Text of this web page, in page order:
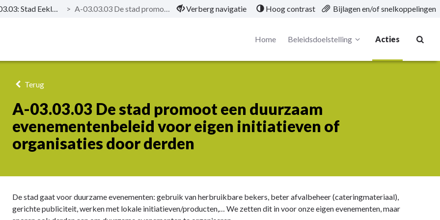
P-03.03: Stad Eeklo levert grote inspanningen in het behalen van de afvaldoelstellingen > A-03.03.03 De stad promoot een duurzaam evenementenbeleid voor eigen initiatieven of organisaties door derden Verberg navigatie Hoog contrast Bijlagen en/of snelkoppelingen
Home Beleidsdoelstelling Acties
Terug
A-03.03.03 De stad promoot een duurzaam
evenementenbeleid voor eigen initiatieven of
organisaties door derden
De stad gaat voor duurzame evenementen: gebruik van herbruikbare bekers, beter afvalbeheer (cateringmateriaal),
gerichte publiciteit, werken met lokale initiatieven/producten,… We zetten dit in voor onze eigen evenementen, maar